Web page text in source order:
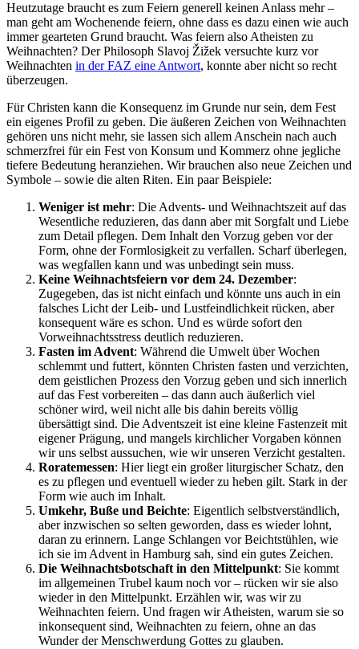
Heutzutage braucht es zum Feiern generell keinen Anlass mehr –
man geht am Wochenende feiern, ohne dass es dazu einen wie auch
immer gearteten Grund braucht. Was feiern also Atheisten zu
Weihnachten? Der Philosoph Slavoj Žižek versuchte kurz vor
Weihnachten in der FAZ eine Antwort, konnte aber nicht so recht
überzeugen.
Für Christen kann die Konsequenz im Grunde nur sein, dem Fest
ein eigenes Profil zu geben. Die äußeren Zeichen von Weihnachten
gehören uns nicht mehr, sie lassen sich allem Anschein nach auch
schmerzfrei für ein Fest von Konsum und Kommerz ohne jegliche
tiefere Bedeutung heranziehen. Wir brauchen also neue Zeichen und
Symbole – sowie die alten Riten. Ein paar Beispiele:
Weniger ist mehr: Die Advents- und Weihnachtszeit auf das
Wesentliche reduzieren, das dann aber mit Sorgfalt und Liebe
zum Detail pflegen. Dem Inhalt den Vorzug geben vor der
Form, ohne der Formlosigkeit zu verfallen. Scharf überlegen,
was wegfallen kann und was unbedingt sein muss.
Keine Weihnachtsfeiern vor dem 24. Dezember:
Zugegeben, das ist nicht einfach und könnte uns auch in ein
falsches Licht der Leib- und Lustfeindlichkeit rücken, aber
konsequent wäre es schon. Und es würde sofort den
Vorweihnachtsstress deutlich reduzieren.
Fasten im Advent: Während die Umwelt über Wochen
schlemmt und futtert, könnten Christen fasten und verzichten,
dem geistlichen Prozess den Vorzug geben und sich innerlich
auf das Fest vorbereiten – das dann auch äußerlich viel
schöner wird, weil nicht alle bis dahin bereits völlig
übersättigt sind. Die Adventszeit ist eine kleine Fastenzeit mit
eigener Prägung, und mangels kirchlicher Vorgaben können
wir uns selbst aussuchen, wie wir unseren Verzicht gestalten.
Roratemessen: Hier liegt ein großer liturgischer Schatz, den
es zu pflegen und eventuell wieder zu heben gilt. Stark in der
Form wie auch im Inhalt.
Umkehr, Buße und Beichte: Eigentlich selbstverständlich,
aber inzwischen so selten geworden, dass es wieder lohnt,
daran zu erinnern. Lange Schlangen vor Beichtstühlen, wie
ich sie im Advent in Hamburg sah, sind ein gutes Zeichen.
Die Weihnachtsbotschaft in den Mittelpunkt: Sie kommt
im allgemeinen Trubel kaum noch vor – rücken wir sie also
wieder in den Mittelpunkt. Erzählen wir, was wir zu
Weihnachten feiern. Und fragen wir Atheisten, warum sie so
inkonsequent sind, Weihnachten zu feiern, ohne an das
Wunder der Menschwerdung Gottes zu glauben.